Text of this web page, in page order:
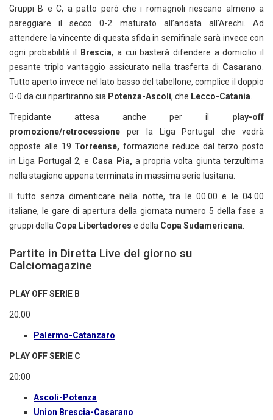
Gruppi B e C, a patto però che i romagnoli riescano almeno a
pareggiare il secco 0-2 maturato all’andata all’Arechi. Ad
attendere la vincente di questa sfida in semifinale sarà invece con
ogni probabilità il
Brescia, a cui basterà difendere a domicilio il
pesante triplo vantaggio assicurato nella trasferta di Casarano
Tutto aperto invece nel lato basso del tabellone, complice il doppio
0-0 da cui ripartiranno sia Potenza-Ascoli, che Lecco-Catania
Trepidante attesa anche per il play-off
promozione/retrocessione per la Liga Portugal che vedrà
opposte alle 19 Torreense, formazione reduce dal terzo posto
in Liga Portugal 2, e Casa Pia, a propria volta giunta terzultima
nella stagione appena terminata in massima serie lusitana.
Il tutto senza dimenticare nella notte, tra le 00.00 e le 04.00
italiane, le gare di apertura della giornata numero 5 della fase a
gruppi della Copa Libertadores e della Copa Sudamericana
Partite in Diretta Live del giorno su
Calciomagazine
PLAY OFF SERIE B
20:00
Palermo-Catanzaro
PLAY OFF SERIE C
20:00
Ascoli-Potenza
Union Brescia-Casarano